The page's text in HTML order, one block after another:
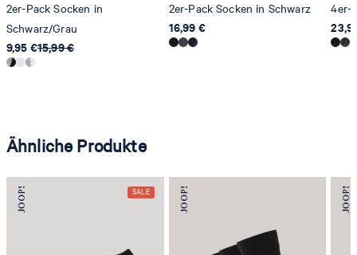
2er-Pack Socken in
Schwarz/Grau
9,95 €15,99 €
2er-Pack Socken in Schwarz
16,99 €
4er-
Ähnliche Produkte